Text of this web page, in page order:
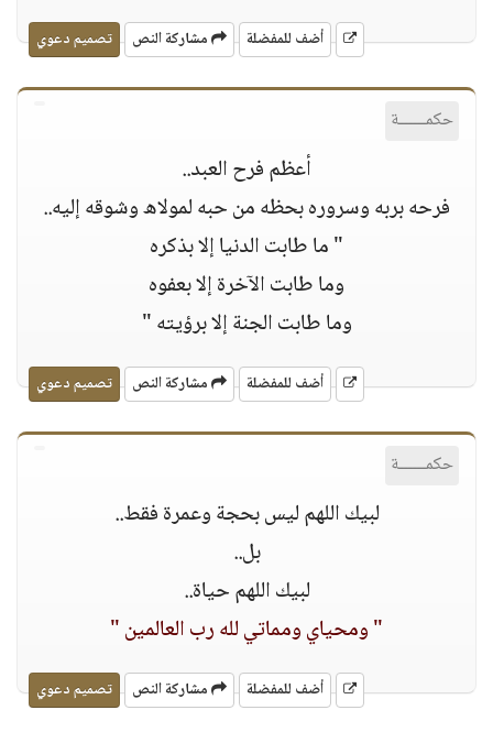
أضف للمفضلة مشاركة النص تصميم دعوي
حكمــــــة
أعظم فرح العبد..
فرحه بربه وسروره بحظه من حبه لموﻻه وشوقه إليه..
" ما طابت الدنيا إﻻ بذكره
وما طابت اﻵخرة إﻻ بعفوه
وما طابت الجنة إﻻ برؤيته "
أضف للمفضلة مشاركة النص تصميم دعوي
حكمــــــة
لبيك اللهم ليس بحجة وعمرة فقط..
بل..
لبيك اللهم حياة..
" ومحياي ومماتي لله رب العالمين "
أضف للمفضلة مشاركة النص تصميم دعوي